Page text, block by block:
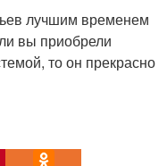
лучшим временем
вы приобрели
то он прекрасно